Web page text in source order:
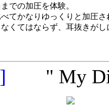
での加圧を体験。
てかなりゆっくりと加圧さ
くてはならず、耳抜きがし
" My